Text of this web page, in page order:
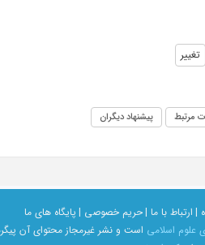
تغییر
مرتبط پیشنهاد دیگران
| ارتباط با ما |حریم خصوصی | پایگاه های ما
علوم اسلامی است و نشر غیرمجاز محتوای آن